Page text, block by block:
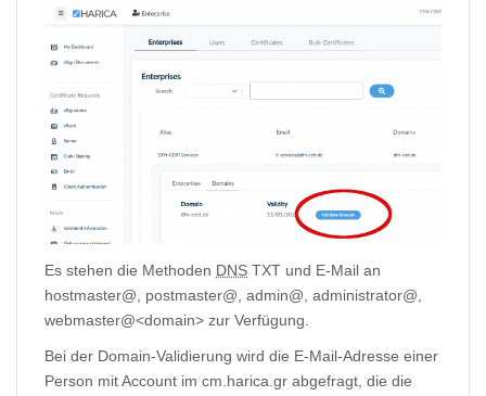
Es stehen die Methoden DNS TXT und E-Mail an
hostmaster@, postmaster@, admin@, administrator@,
webmaster@<domain> zur Verfügung.
Bei der Domain-Validierung wird die E-Mail-Adresse einer
Person mit Account im cm.harica.gr abgefragt, die die